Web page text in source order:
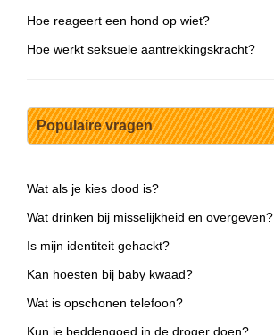
Hoe reageert een hond op wiet?
Hoe werkt seksuele aantrekkingskracht?
Populaire vragen
Wat als je kies dood is?
Wat drinken bij misselijkheid en overgeven?
Is mijn identiteit gehackt?
Kan hoesten bij baby kwaad?
Wat is opschonen telefoon?
Kun je beddengoed in de droger doen?